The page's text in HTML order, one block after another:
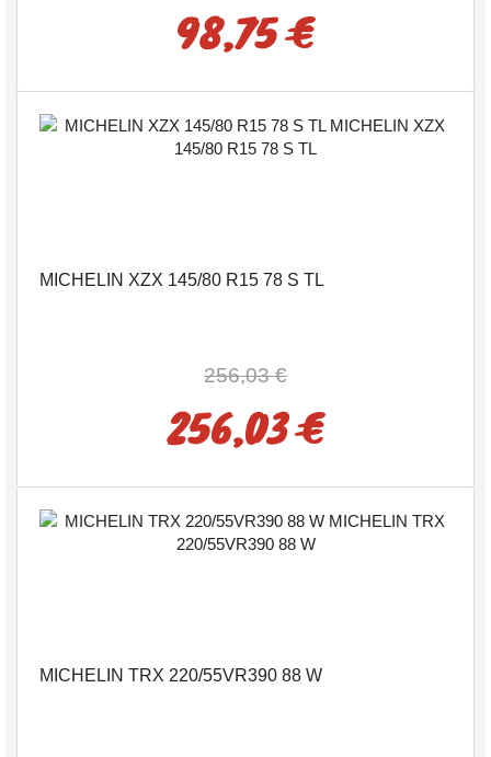
98,75 €
MICHELIN XZX 145/80 R15 78 S TL
256,03 €
256,03 €
MICHELIN TRX 220/55VR390 88 W